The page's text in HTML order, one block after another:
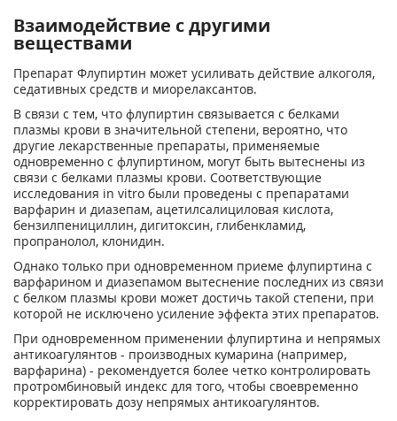
Взаимодействие с другими
веществами
Препарат Флупиртин может усиливать действие алкоголя,
седативных средств и миорелаксантов.
В связи с тем, что флупиртин связывается с белками
плазмы крови в значительной степени, вероятно, что
другие лекарственные препараты, применяемые
одновременно с флупиртином, могут быть вытеснены из
связи с белками плазмы крови. Соответствующие
исследования in vitro были проведены с препаратами
варфарин и диазепам, ацетилсалициловая кислота,
бензилпенициллин, дигитоксин, глибенкламид,
пропранолол, клонидин.
Однако только при одновременном приеме флупиртина с
варфарином и диазепамом вытеснение последних из связи
с белком плазмы крови может достичь такой степени, при
которой не исключено усиление эффекта этих препаратов.
При одновременном применении флупиртина и непрямых
антикоагулянтов - производных кумарина (например,
варфарина) - рекомендуется более четко контролировать
протромбиновый индекс для того, чтобы своевременно
корректировать дозу непрямых антикоагулянтов.